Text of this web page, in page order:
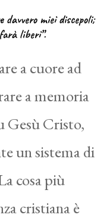
miei discepoli;
liberi”.
a cuore ad
a memoria
Gesù Cristo,
un sistema di
cosa più
cristiana è